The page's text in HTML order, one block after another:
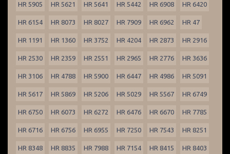
HR 5905 HR 5621 HR 5641 HR 5442 HR 6908 HR 6420
HR 6154 HR 8073 HR 8027 HR 7909 HR 6962 HR 47
HR 1191 HR 1360 HR 3752 HR 4204 HR 2873 HR 2916
HR 2530 HR 2359 HR 2551 HR 2965 HR 2776 HR 3636
HR 3106 HR 4788 HR 5900 HR 6447 HR 4986 HR 5091
HR 5617 HR 5869 HR 5206 HR 5029 HR 5567 HR 6749
HR 6750 HR 6073 HR 6272 HR 6476 HR 6670 HR 7785
HR 6716 HR 6756 HR 6955 HR 7250 HR 7543 HR 8251
HR 8348 HR 8835 HR 7988 HR 7154 HR 8415 HR 8403